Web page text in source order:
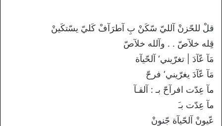
قلْ للحّزنْ آلليّ سّكَنْ بِ آطرَآفْ كَليّ يسّتكَينْ
قِله خلآصّ . . وآلله خلآصّ
مَآ عّآدَ | تغرّيني‘ آلحّيآة
مَآ عّآدَ يغرّيني‘ فرحّ
مآ عِدّت افرآحّ بـ : آلقـآ
مآ عِدّت بـَ
عّيونْ آلحّيآة جّنونْ